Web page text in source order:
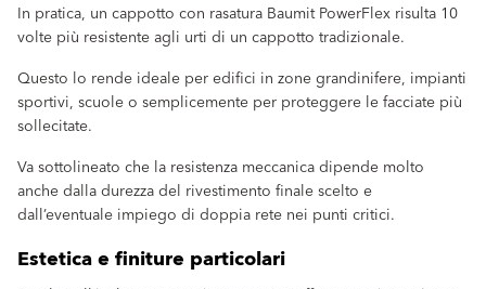
In pratica, un cappotto con rasatura Baumit PowerFlex risulta 10
volte più resistente agli urti di un cappotto tradizionale.
Questo lo rende ideale per edifici in zone grandinifere, impianti
sportivi, scuole o semplicemente per proteggere le facciate più
sollecitate.
Va sottolineato che la resistenza meccanica dipende molto
anche dalla durezza del rivestimento finale scelto e
dall’eventuale impiego di doppia rete nei punti critici.
Estetica e finiture particolari